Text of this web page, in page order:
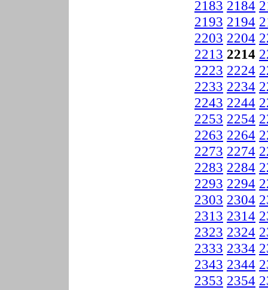
2183 2184
2193 2194
2203 2204
2213 2214
2223 2224
2233 2234
2243 2244
2253 2254
2263 2264
2273 2274
2283 2284
2293 2294
2303 2304
2313 2314
2323 2324
2333 2334
2343 2344
2353 2354